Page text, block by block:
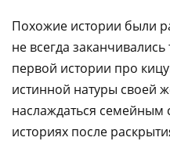
​​‌‌​​Похожие истории были
не всегда
первой истории про
истинной натуры своей
наслаждаться семейным
историях после